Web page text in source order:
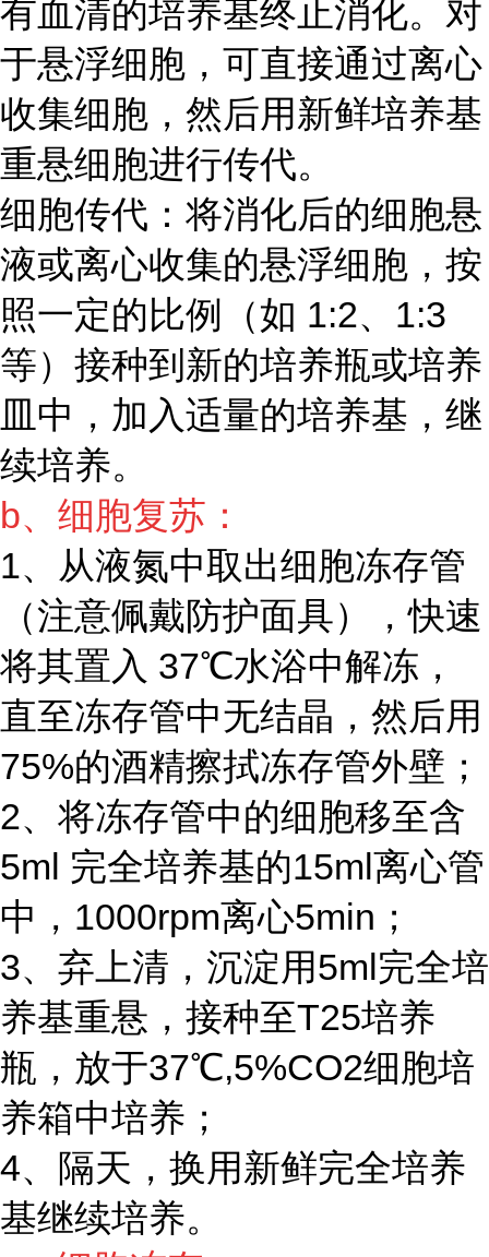
有血清的培养基终止消化。对
于悬浮细胞，可直接通过离心
收集细胞，然后用新鲜培养基
重悬细胞进行传代。
细胞传代：将消化后的细胞悬
液或离心收集的悬浮细胞，按
照一定的比例（如 1:2、1:3
等）接种到新的培养瓶或培养
皿中，加入适量的培养基，继
续培养。
b、细胞复苏：
1、从液氮中取出细胞冻存管
（注意佩戴防护面具），快速
将其置入 37℃水浴中解冻，
直至冻存管中无结晶，然后用
75%的酒精擦拭冻存管外壁；
2、将冻存管中的细胞移至含
5ml 完全培养基的15ml离心管
中，1000rpm离心5min；
3、弃上清，沉淀用5ml完全培
养基重悬，接种至T25培养
瓶，放于37℃,5%CO2细胞培
养箱中培养；
4、隔天，换用新鲜完全培养
基继续培养。